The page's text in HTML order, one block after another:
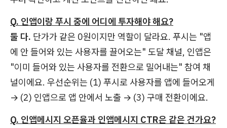
Q. 인앱이랑 푸시 중에 어디에 투자해야 해요?
둘 다. 단가가 같은 0원이지만 역할이 달라요. 푸시는 "앱
에 안 들어와 있는 사용자를 끌어오는" 도달 채널, 인앱은
"이미 들어와 있는 사용자를 전환으로 밀어내는" 참여 채
널이에요. 우선순위는 (1) 푸시로 사용자를 앱에 들어오게
→ (2) 인앱으로 앱 안에서 노출 → (3) 구매 전환이에요.
Q. 인앱메시지 오픈율과 인앱메시지 CTR은 같은 건가요?